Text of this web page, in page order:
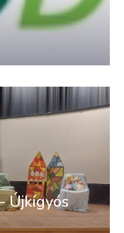
Újkígyós